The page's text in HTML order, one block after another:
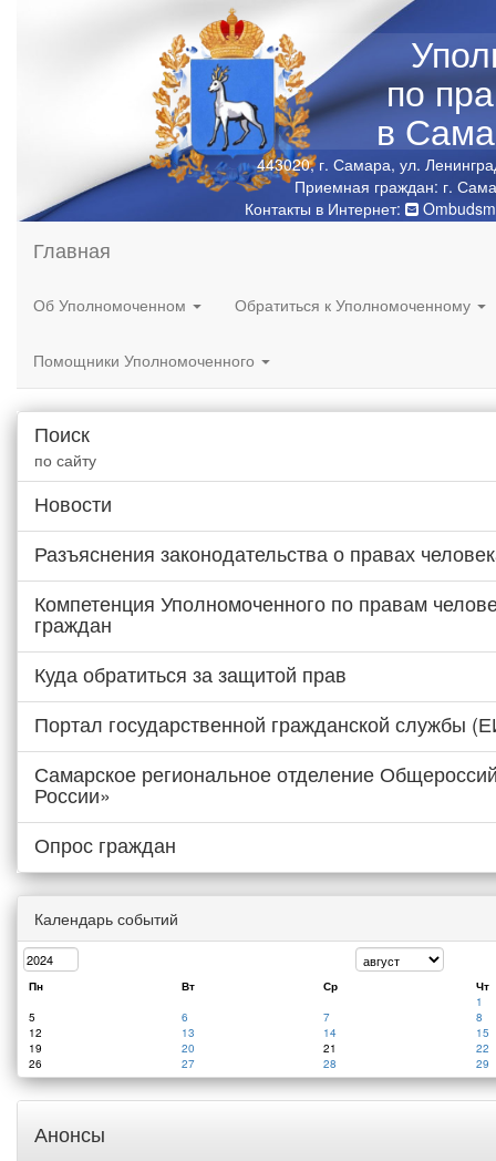
по
в
443020, г. Самара, ул.
Приемная граждан: г.
Контакты в Интернет:
Главная
Об Уполномоченном Обратиться к Уполномоченному
Помощники Уполномоченного
Поиск
по сайту
Новости
Разъяснения законодательства о правах
Компетенция Уполномоченного по правам
граждан
Куда обратиться за защитой прав
Портал государственной гражданской службы
Самарское региональное отделение
России»
Опрос граждан
Календарь событий
Пн Вт Ср
Чт
1
5
6 7
8
12
13 14
15
19
20 21
22
26
27 28 29
Анонсы